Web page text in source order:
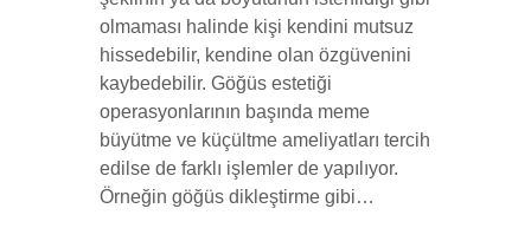
olmaması halinde kişi kendini mutsuz
hissedebilir, kendine olan özgüvenini
kaybedebilir. Göğüs estetiği
operasyonlarının başında meme
büyütme ve küçültme ameliyatları tercih
edilse de farklı işlemler de yapılıyor.
Örneğin göğüs dikleştirme gibi…